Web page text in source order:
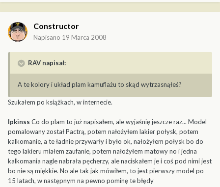
Constructor
Napisano 19 Marca 2008
RAV napisał:
A te kolory i układ plam kamuflażu to skąd wytrzasnąłeś?
Szukałem po książkach, w internecie.
Ipkinss Co do plam to już napisałem, ale wyjaśnię jeszcze raz... Model
pomalowany został Pactrą, potem nałożyłem lakier połysk, potem
kalkomanie, a te ładnie przywarły i było ok, nałożyłem połysk bo do
tego lakieru miałem zaufanie, potem nałożyłem matowy no i jedna
kalkomania nagle nabrała pęcherzy, ale naciskałem je i coś pod nimi jest
bo nie są miękkie. No ale tak jak mówiłem, to jest pierwszy model po
15 latach, w następnym na pewno pominę te błędy